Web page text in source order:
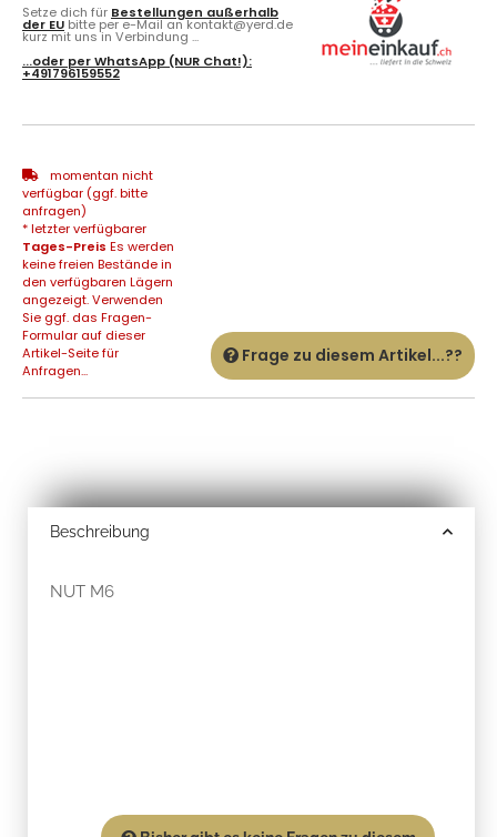
Setze dich für Bestellungen außerhalb
der EU bitte per e-Mail an kontakt@yerd.de
kurz mit uns in Verbindung ...
...oder perWhatsApp (NUR Chat!):
+491796159552
momentan nicht
verfügbar (ggf. bitte
anfragen)
* letzter verfügbarer
Tages-Preis Es werden
keine freien Bestände in
den verfügbaren Lägern
angezeigt. Verwenden
Sie ggf. das Fragen-
Formular auf dieser
Artikel-Seite für
Anfragen...
Frage zu diesem Artikel...??
Beschreibung
NUT M6